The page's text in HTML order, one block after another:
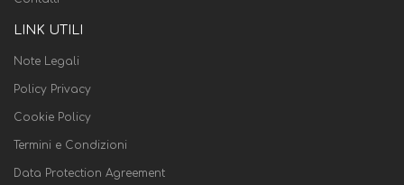
LINK UTILI
Note Legali
Policy Privacy
Cookie Policy
Termini e Condizioni
Data Protection Agreement